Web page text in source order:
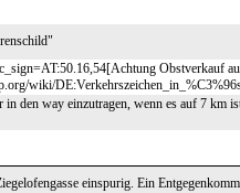
Obstverkauf
wiki/
in den way einzutragen, wenn es auf 7 km
einspurig. Ein